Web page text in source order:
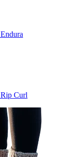
Endura
Rip Curl